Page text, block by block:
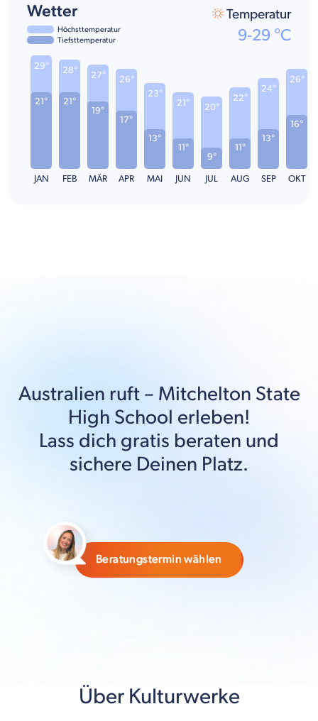
Wetter
Höchsttemperatur
Tiefsttemperatur
Temperatur
9-29 °C
21°
29°
JAN
21°
28°
FEB
19°
27°
MÄR
17°
26°
APR
13°
23°
MAI
11°
21°
JUN
9°
20°
JUL
11°
22°
AUG
13°
24°
SEP
16°
26°
OKT
Australien ruft – Mitchelton State
High School erleben!
Lass dich gratis beraten und
sichere Deinen Platz.
Beratungstermin wählen
Über Kulturwerke